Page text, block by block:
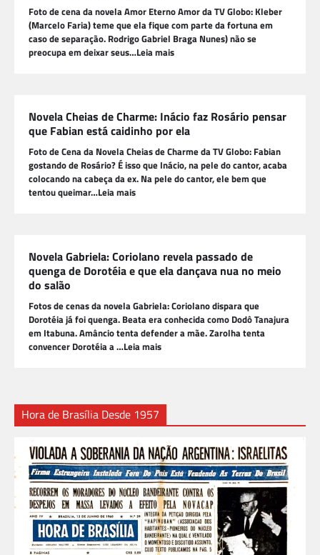
Foto de cena da novela Amor Eterno Amor da TV Globo: Kleber
(Marcelo Faria) teme que ela fique com parte da fortuna em
caso de separação. Rodrigo Gabriel Braga Nunes) não se
preocupa em deixar seus…Leia mais
Novela Cheias de Charme: Inácio faz Rosário pensar
que Fabian está caidinho por ela
Foto de Cena da Novela Cheias de Charme da TV Globo: Fabian
gostando de Rosário? É isso que Inácio, na pele do cantor, acaba
colocando na cabeça da ex. Na pele do cantor, ele bem que
tentou queimar…Leia mais
Novela Gabriela: Coriolano revela passado de
quenga de Dorotéia e que ela dançava nua no meio
do salão
Fotos de cenas da novela Gabriela: Coriolano dispara que
Dorotéia já foi quenga. Beata era conhecida como Dodô Tanajura
em Itabuna. Amâncio tenta defender a mãe. Zarolha tenta
convencer Dorotéia a …Leia mais
Hora de Brasília Desde 1957